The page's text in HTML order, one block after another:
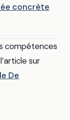
concrète
compétences
sur
De